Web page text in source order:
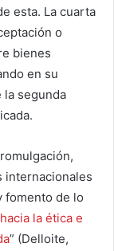
esta. La cuarta
o
bienes
en su
la segunda
internacionales
fomento de lo
la ética e
” (Delloite,